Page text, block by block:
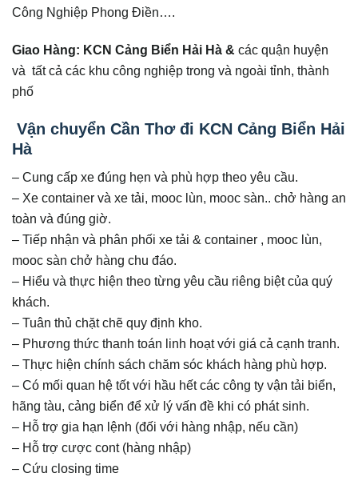
Công Nghiệp Phong Điền….
Giao Hàng: KCN Cảng Biển Hải Hà & các quận huyện
và tất cả các khu công nghiệp trong và ngoài tỉnh, thành
phố
Vận chuyển Cần Thơ đi KCN Cảng Biển Hải
Hà
– Cung cấp xe đúng hẹn và phù hợp theo yêu cầu.
– Xe container và xe tải, mooc lùn, mooc sàn.. chở hàng an
toàn và đúng giờ.
– Tiếp nhận và phân phối xe tải & container , mooc lùn,
mooc sàn chở hàng chu đáo.
– Hiểu và thực hiện theo từng yêu cầu riêng biệt của quý
khách.
– Tuân thủ chặt chẽ quy định kho.
– Phương thức thanh toán linh hoạt với giá cả cạnh tranh.
– Thực hiện chính sách chăm sóc khách hàng phù hợp.
– Có mối quan hệ tốt với hầu hết các công ty vận tải biển,
hãng tàu, cảng biển để xử lý vấn đề khi có phát sinh.
– Hỗ trợ gia hạn lệnh (đối với hàng nhập, nếu cần)
– Hỗ trợ cược cont (hàng nhập)
– Cứu closing time